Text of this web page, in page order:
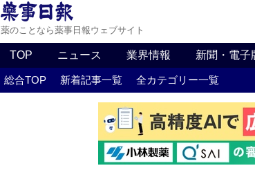
薬のことなら薬事日報ウェブサイト
TOP ニュース 業界情報 新聞・電子
総合TOP 新着記事一覧 全カテゴリー一覧